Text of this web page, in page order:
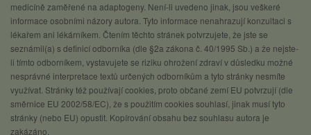
medicíně zaměřené na adaptogeny. Není-li uvedeno jinak, jsou veškeré
informace osobními názory autora. Tyto informace nenahrazují konzultaci s
lékařem ani lékárníkem. Čtením těchto stránek potvrzujete, že jste se
seznámil(a) s definicí odborníka (dle §2a zákona č. 40/1995 Sb.) a že nejste-
li tímto odborníkem, vystavujete se riziku ohrožení zdraví v důsledku možné
nesprávné interpretace textů určených odborníkům a tyto stránky nesmíte
využívat. Stránky též používají cookies, proto občané zemí EU potvrzují (dle
směrnice EU 2002/58/EC), že s použitím cookies souhlasí, jinak musí tyto
stránky (nebo EU) opustit. Kopírování obsahu bez souhlasu autora je
zakázáno.